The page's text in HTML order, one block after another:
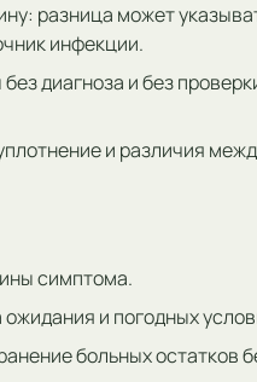
разница может
инфекции.
диагноза и без
и различия
симптома.
и погодных
больных остатков